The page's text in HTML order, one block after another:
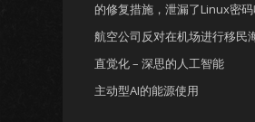
的修复措施，泄漏了Linux密码
航空公司反对在机场进行移民
直觉化 – 深思的人工智能
主动型AI的能源使用